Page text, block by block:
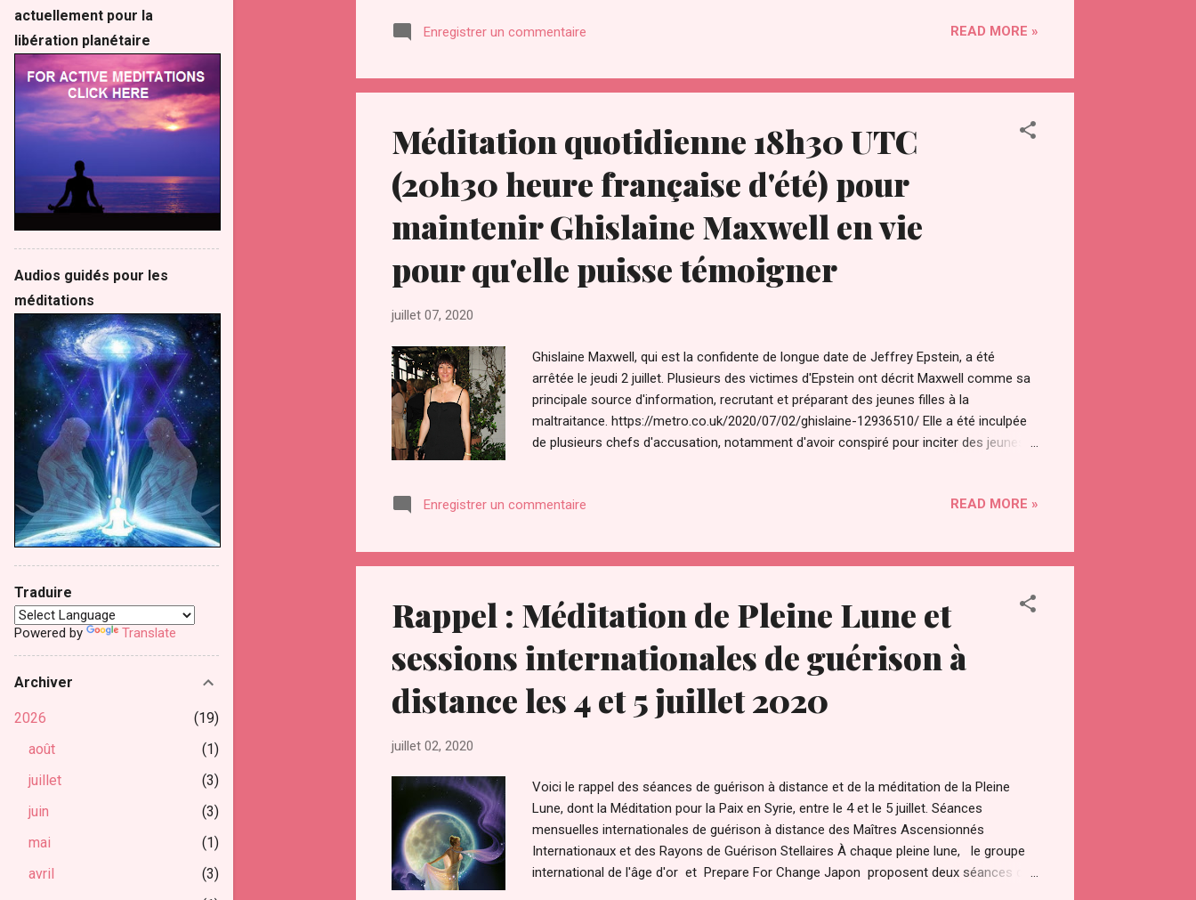
pandémie a pu être contenue dans une large mesure.
lactivation-de-lage-du-verseau/ Comme le rapporte Cobra, la vitesse de propagation a
reculé depuis au moins un mois et demi. Sans la méditation des 4 et 5 avril, nous
https://www.worldometers.info/coronavirus/ De plus, les Pléiadiens ont communiqué
qu'ils s'attendent à ce que le virus s...
Enregistrer un commentaire READ MORE »
Méditation quotidienne 18h30 UTC
(20h30 heure française d'été) pour
maintenir Ghislaine Maxwell en vie
pour qu'elle puisse témoigner
juillet 07, 2020
Ghislaine Maxwell, qui est la confidente de longue date de Jeffrey Epstein, a été
arrêtée le jeudi 2 juillet. Plusieurs des victimes d'Epstein ont décrit Maxwell comme sa
principale source d'information, recrutant et préparant des jeunes filles à la
maltraitance. https://metro.co.uk/2020/07/02/ghislaine-12936510/ Elle a été inculpée
de plusieurs chefs d'accusation, notamment d'avoir conspiré pour inciter des jeunes
ses crimes lors d'un précédent entretien. https://exoportail.com/le-fbi-arrete-enfin-
enquete-sur-le-trafic-sexuel-denfants/ Actuellement, Maxwell est détenue au
Metropolitan Detention Center à Brooklyn. Cependant, il est toujours possible qu'elle
Enregistrer un commentaire READ MORE »
Rappel : Méditation de Pleine Lune et
sessions internationales de guérison à
distance les 4 et 5 juillet 2020
juillet 02, 2020
Voici le rappel des séances de guérison à distance et de la méditation de la Pleine
Lune, dont la Méditation pour la Paix en Syrie, entre le 4 et le 5 juillet. Séances
mensuelles internationales de guérison à distance des Maîtres Ascensionnés
Internationaux et des Rayons de Guérison Stellaires À chaque pleine lune, le groupe
international de l'âge d'or et Prepare For Change Japon proposent deux séances de
actuellement pour la
libération planétaire
Audios guidés pour les
méditations
Traduire
Powered by Translate
Archiver
2026
19
août
1
juillet
3
juin
3
mai
1
avril
3